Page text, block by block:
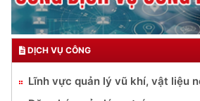
DỊCH VỤ CÔNG
Lĩnh vực quản lý vũ khí, vật liệu